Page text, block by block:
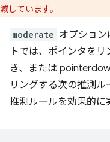
減しています。
moderate オプション
トでは、ポインタを
き、または
リングする次の推測ル
推測ルールを効果的に